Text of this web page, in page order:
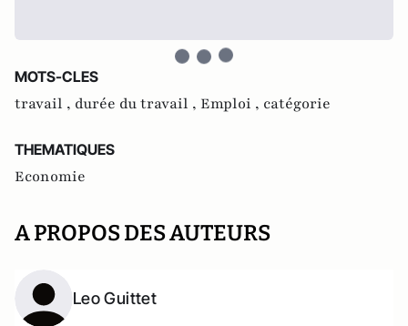
MOTS-CLES
travail , durée du travail , Emploi , catégorie
THEMATIQUES
Economie
A PROPOS DES AUTEURS
Leo Guittet